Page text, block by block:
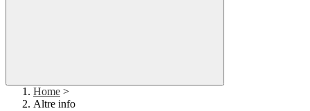
Home >
Altre info